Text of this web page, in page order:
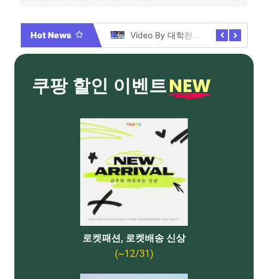
Hot News Video By 대학전쟁 시즌 3 전편 공개 완료!
쿠팡 할인 이벤트NEW
로켓패션, 로켓배송 신상
(~12/31)